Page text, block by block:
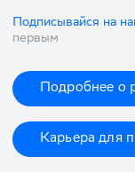
Подписывайся на
первым
Подробнее о
Карьера для